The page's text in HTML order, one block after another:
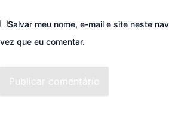
Salvar meu nome, e-mail e site neste
vez que eu comentar.
Publicar comentário